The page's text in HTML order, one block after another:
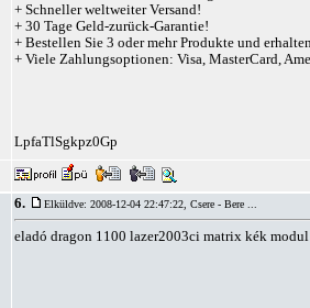
+ Schneller weltweiter Versand!
+ 30 Tage Geld-zurück-Garantie!
+ Bestellen Sie 3 oder mehr Produkte und
+ Viele Zahlungsoptionen: Visa, MasterCard,
LpfaTlSgkpz0Gp
6. Elküldve: 2008-12-04 22:47:22, Csere - Bere ...
eladó dragon 1100 lazer2003ci matrix kék